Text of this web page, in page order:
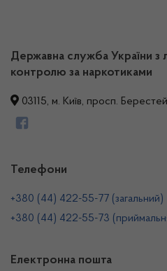
Державна служба України з
контролю за наркотиками
03115, м. Київ, просп.
Телефони
+380 (44) 422-55-77 (загальний)
+380 (44) 422-55-73
Електронна пошта